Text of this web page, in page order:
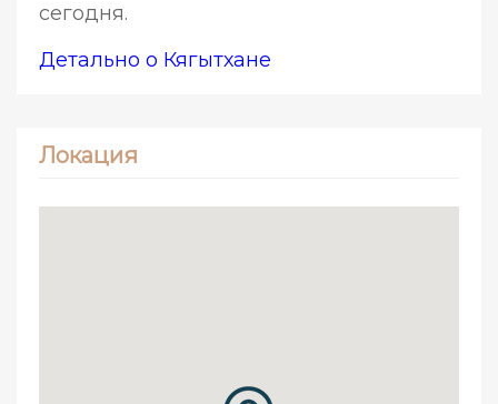
сегодня.
Детально о Кягытхане
Локация